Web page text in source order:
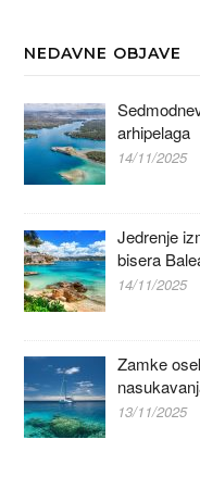
NEDAVNE OBJAVE
arhipelaga
14/11/2025
Jedrenje
bisera
14/11/2025
Zamke
13/11/2025